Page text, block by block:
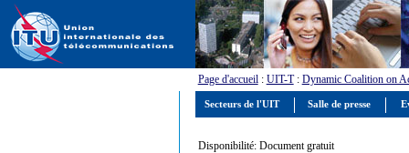
Page d'accueil: UIT-T: Dynamic Coalition on
Disponibilité: Document gratuit
Secteurs de l'UIT Salle de presse